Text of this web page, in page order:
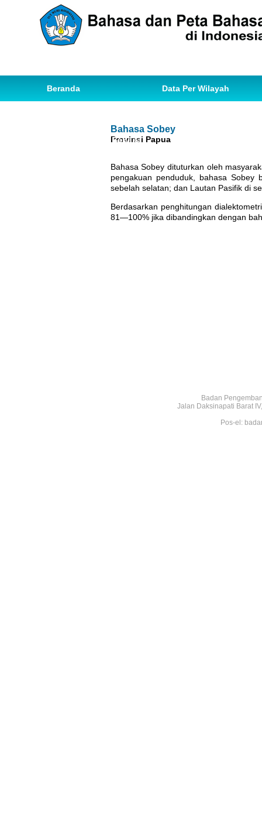
Beranda Data Per Wilayah
Ihwal Pemetaan Bahasa
Bahasa Sobey
Provinsi Papua
Bahasa Sobey dituturkan oleh
pengakuan penduduk, bahasa
sebelah selatan; dan Lautan Pasifik di
Berdasarkan penghitungan
81—100% jika dibandingkan dengan
Badan
Jalan Daksinapati Barat
Pos-el: